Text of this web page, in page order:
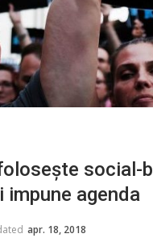
social-
agenda
apr. 18, 2018